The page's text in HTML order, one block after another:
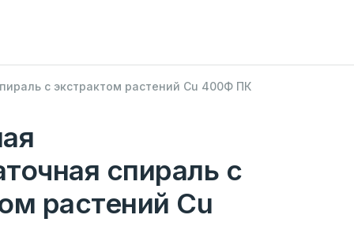
с экстрактом растений Сu 400Ф ПК
спираль с
растений Сu